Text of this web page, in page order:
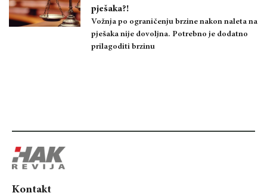
pješaka?!
Vožnja po ograničenju brzine nakon naleta na
pješaka nije dovoljna. Potrebno je dodatno
prilagoditi brzinu
Kontakt